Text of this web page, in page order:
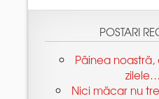
Pâinea
Nici măcar nu